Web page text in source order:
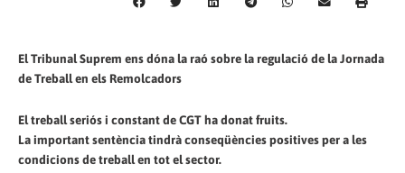
El Tribunal Suprem ens dóna la raó sobre la regulació de la Jornada
de Treball en els Remolcadors
El treball seriós i constant de CGT ha donat fruits.
La important sentència tindrà conseqüències positives per a les
condicions de treball en tot el sector.